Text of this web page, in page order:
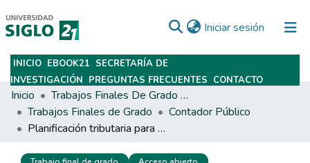
Iniciar sesión (current)
Subir
INICIO EBOOK21 SECRETARÍA DE
INVESTIGACIÓN PREGUNTAS FRECUENTES CONTACTO
Inicio
Trabajos Finales De Grado Y Posgrado
Trabajos Finales de Grado
Contador Público
Planificación tributaria para la empresa Redolfi S.R.L, dirigida a minimizar la carga fiscal de manera lícita en el segundo semestre del año 2021